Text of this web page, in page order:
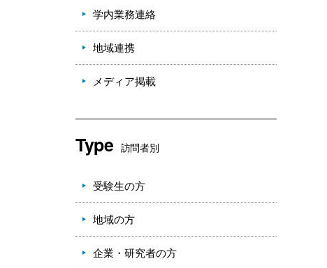
学内業務連絡
地域連携
メディア掲載
Type 訪問者別
受験生の方
地域の方
企業・研究者の方